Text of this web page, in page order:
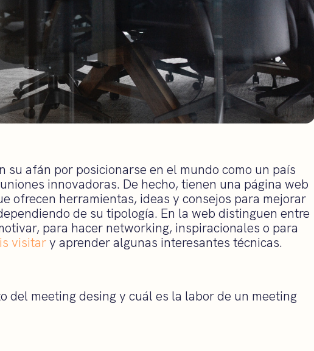
su afán por posicionarse en el mundo como un país
innovadoras. De hecho, tienen una página web
ofrecen herramientas, ideas y consejos para mejorar
de su tipología. En la web distinguen entre
para hacer networking, inspiracionales o para
visitary aprender algunas interesantes técnicas.
del meeting desing y cuál es la labor de un meeting